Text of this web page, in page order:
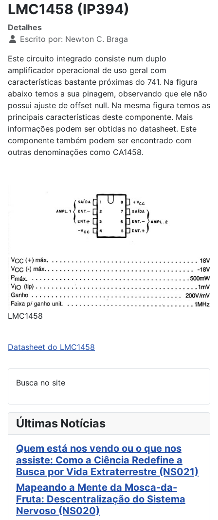
LMC1458 (IP394)
Detalhes
Escrito por: Newton C. Braga
Este circuito integrado consiste num duplo
amplificador operacional de uso geral com
características bastante próximas do 741. Na figura
abaixo temos a sua pinagem, observando que ele não
possui ajuste de offset null. Na mesma figura temos as
principais características deste componente. Mais
informações podem ser obtidas no datasheet. Este
componente também podem ser encontrado com
outras denominações como CA1458.
LMC1458
Datasheet do LMC1458
Busca no site
Últimas Notícias
Quem está nos vendo ou o que nos
assiste: Como a Ciência Redefine a
Busca por Vida Extraterrestre (NS021)
Mapeando a Mente da Mosca-da-
Fruta: Descentralização do Sistema
Nervoso (NS020)